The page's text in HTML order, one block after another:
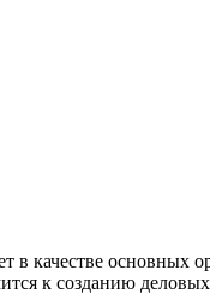
качестве основных
к созданию